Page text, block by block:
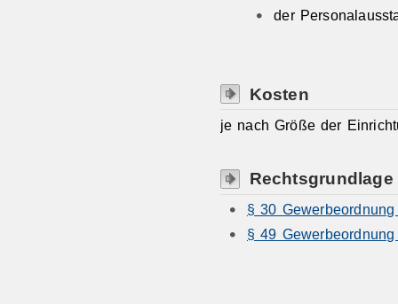
der
Kosten
je nach Größe der
Rechtsgrundlage
§ 30
§ 49